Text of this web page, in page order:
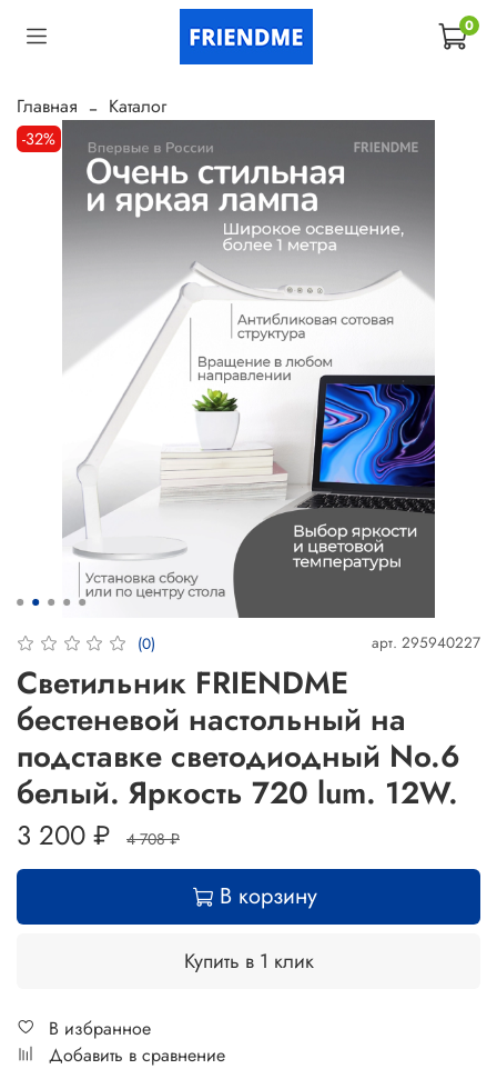
0
Главная Каталог
-32%
(0) арт. 295940227
Светильник FRIENDME
бестеневой настольный на
подставке светодиодный No.6
белый. Яркость 720 lum. 12W.
3 200 ₽ 4 708 ₽
В корзину
Купить в 1 клик
В избранное
Добавить в сравнение